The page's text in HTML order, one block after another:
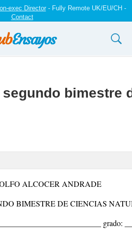
exec Director- Fully Remote UK/EU/CH -
Contact
segundo bimestre
ALCOCER ANDRADE
BIMESTRE DE CIENCIAS
grado: